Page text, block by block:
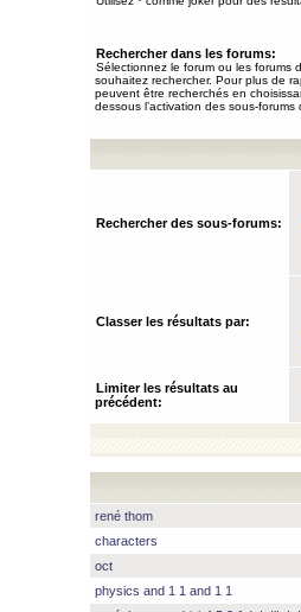
Rechercher dans les forums:
Sélectionnez le forum ou les forums
souhaitez rechercher. Pour plus de
peuvent être recherchés en
dessous l’activation des sous-forums
Rechercher des sous-forums:
Classer les résultats par:
Limiter les résultats au
précédent:
rené thom
characters
oct
physics and 1 1 and 1 1